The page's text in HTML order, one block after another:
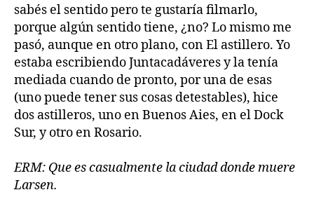
sabés el sentido pero te gustaría filmarlo,
porque algún sentido tiene, ¿no? Lo mismo me
pasó, aunque en otro plano, con El astillero. Yo
estaba escribiendo Juntacadáveres y la tenía
mediada cuando de pronto, por una de esas
(uno puede tener sus cosas detestables), hice
dos astilleros, uno en Buenos Aies, en el Dock
Sur, y otro en Rosario.
ERM: Que es casualmente la ciudad donde muere
Larsen.